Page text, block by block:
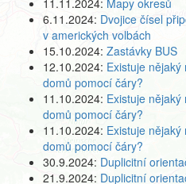
11.11.2024: Mapy okresů
6.11.2024: Dvojice čísel
v amerických volbách
15.10.2024: Zastávky BUS
12.10.2024: Existuje
domů pomocí čáry?
11.10.2024: Existuje
domů pomocí čáry?
11.10.2024: Existuje
domů pomocí čáry?
30.9.2024: Duplicitní
21.9.2024: Duplicitní